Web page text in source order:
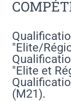
"Elite/
"Elite et
(M21).